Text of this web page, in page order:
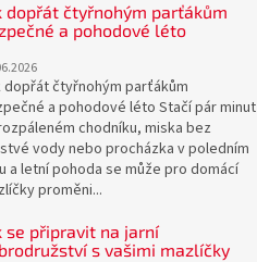
dopřát čtyřnohým parťákům
a pohodové léto
dopřát čtyřnohým parťákům
a pohodové léto Stačí pár minut
chodníku, miska bez
vody nebo procházka v poledním
a letní pohoda se může pro domácí
proměni...
se připravit na jarní
s vašimi mazlíčky